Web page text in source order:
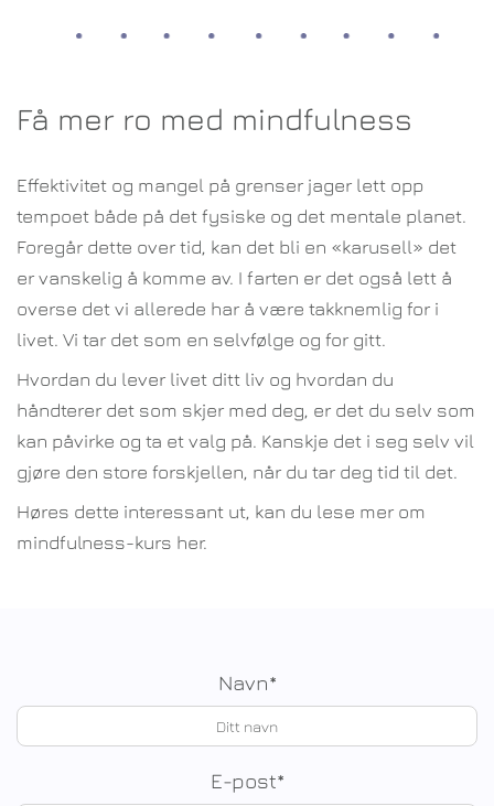
Få mer ro med mindfulness
Effektivitet og mangel på grenser jager lett opp
tempoet både på det fysiske og det mentale planet.
Foregår dette over tid, kan det bli en «karusell» det
er vanskelig å komme av. I farten er det også lett å
overse det vi allerede har å være takknemlig for i
livet. Vi tar det som en selvfølge og for gitt.
Hvordan du lever livet ditt liv og hvordan du
håndterer det som skjer med deg, er det du selv som
kan påvirke og ta et valg på. Kanskje det i seg selv vil
gjøre den store forskjellen, når du tar deg tid til det.
Høres dette interessant ut, kan du lese mer om
mindfulness-kurs her.
Navn*
E-post*